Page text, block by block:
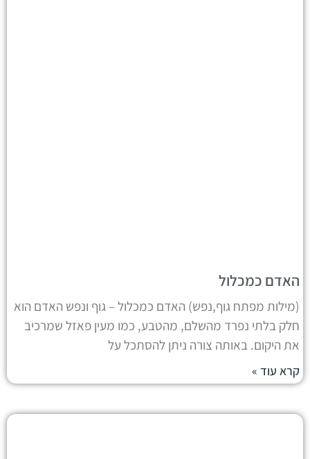
האדם כמכלול
(מילות מפתח גוף,נפש) האדם כמכלול – גוף ונפש האדם הוא
חלק בלתי נפרד מהשלם, מהטבע, כמו מעין פאזל שמרכיב
את היקום. באותה צורה ניתן להסתכל על
קרא עוד »